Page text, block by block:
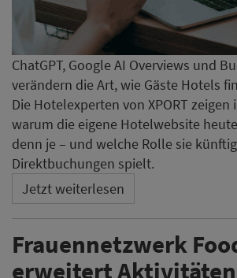
ChatGPT, Google AI Overviews und
verändern die Art, wie Gäste Hotels
Die Hotelexperten von XPORT
warum die eigene Hotelwebsite
denn je – und welche Rolle sie
Direktbuchungen spielt.
Jetzt weiterlesen
Frauennetzwerk
erweitert